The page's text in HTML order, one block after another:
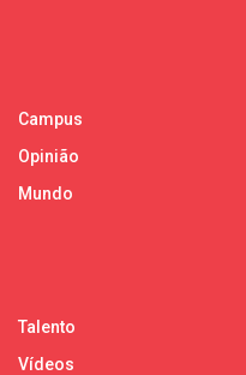
Campus
Opinião
Mundo
Talento
Vídeos